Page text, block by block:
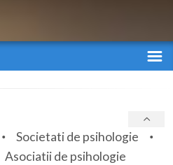
Societati de psihologie
Asociatii de psihologie